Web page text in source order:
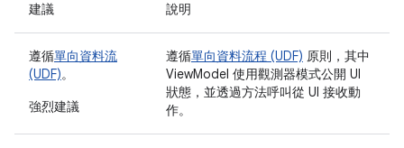
建議 說明
遵循單向資料流
(UDF)。
強烈建議
遵循單向資料流程 (UDF) 原則，其中
ViewModel 使用觀測器模式公開 UI
狀態，並透過方法呼叫從 UI 接收動
作。